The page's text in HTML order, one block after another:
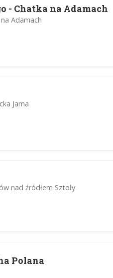
- Chatka na Adamach
Adamach
Jama
nad źródłem Sztoły
Polana